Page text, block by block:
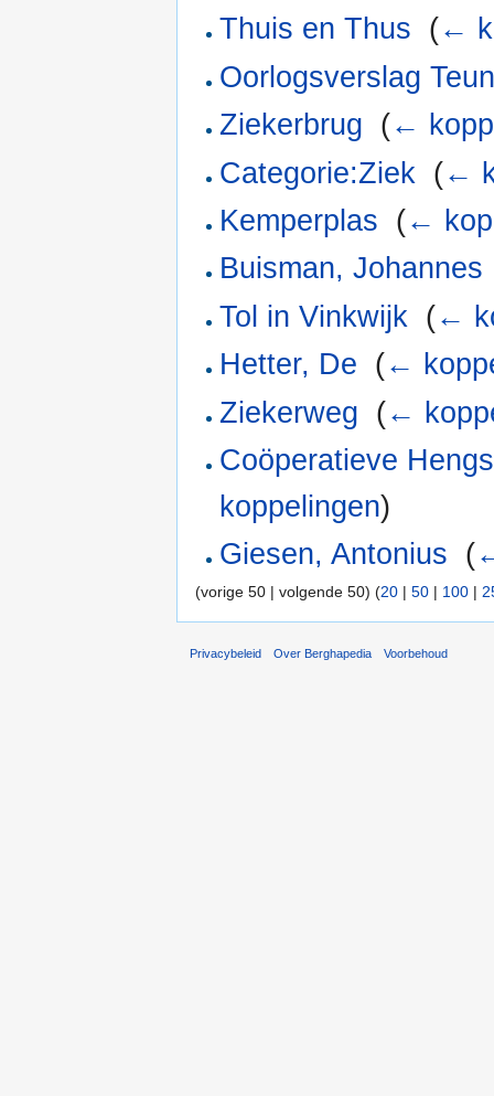
Thuis en Thus (←
Oorlogsverslag
Ziekerbrug (←
Categorie:Ziek (←
Kemperplas (←
Buisman, Johannes
Tol in Vinkwijk (←
Hetter, De (←
Ziekerweg (←
Coöperatieve
koppelingen)
Giesen, Antonius (
(vorige 50 | volgende 50) (20 | 50 | 100 |
Privacybeleid Over Berghapedia Voorbehoud